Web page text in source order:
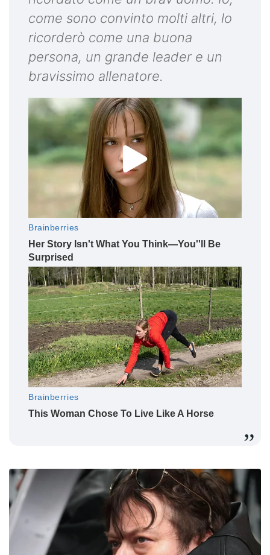
come sono convinto molti altri, lo
ricorderò come una buona
persona, un grande leader e un
bravissimo allenatore.